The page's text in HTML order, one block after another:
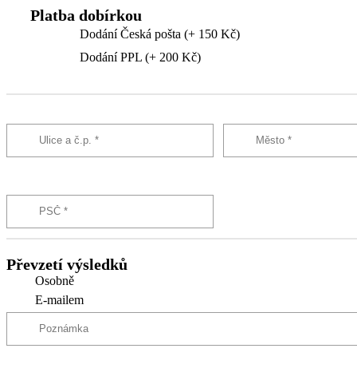
Platba dobírkou
Dodání Česká pošta (+ 150 Kč)
Dodání PPL (+ 200 Kč)
Převzetí výsledků
Osobně
E-mailem